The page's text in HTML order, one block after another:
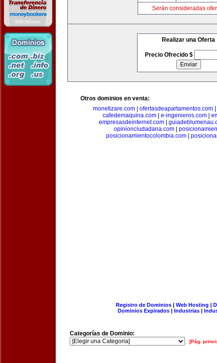
Serán consideradas
Realizar una Oferta
Precio Ofrecido $
Otros dominios en venta:
monetizare.com
ofertasdeapartamentos.com
cafedemaquina.com
e-ingenieros.com
empresasdeinternet.com|
opinionciudadana.com
posicionamientocolombia.com|
Registro de Dominios| Web Hosting |
Dominios Expirados | Industrias |
Categorías de Dominio:
[Pág.